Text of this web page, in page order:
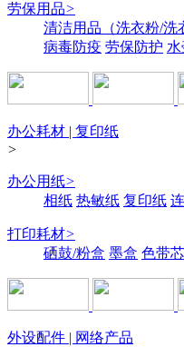
劳保用品>
清洁用品（洗衣粉/洗
病毒防疫 劳保防护
办公耗材 | 复印纸
>
办公用纸>
相纸 热敏纸 复印纸
打印耗材>
硒鼓/粉盒 墨盒 色带
外设配件 | 网络产品